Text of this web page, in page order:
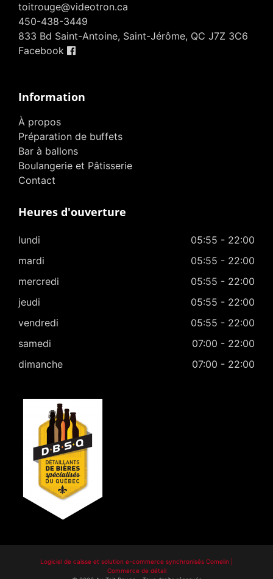
toitrouge@videotron.ca
450-438-3449
833 Bd Saint-Antoine, Saint-Jérôme, QC J7Z 3C6
Facebook
Information
À propos
Préparation de buffets
Bar à ballons
Boulangerie et Pâtisserie
Contact
Heures d'ouverture
lundi
05:55 - 22:00
mardi
05:55 - 22:00
mercredi
05:55 - 22:00
jeudi
05:55 - 22:00
vendredi
05:55 - 22:00
samedi
07:00 - 22:00
dimanche
07:00 - 22:00
Logiciel de caisse et solution e-commerce synchronisés Comelin |
Commerce de détail